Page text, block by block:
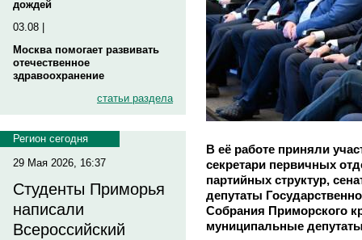
дождей
03.08 |
Москва помогает развивать
отечественное
здравоохранение
статьи раздела
Регион сегодня
29 Мая 2026, 16:37
Студенты Приморья
написали
Всероссийский
В её работе приняли
секретари первичных
партийных структур,
депутаты
Собрания Приморского
муниципальные